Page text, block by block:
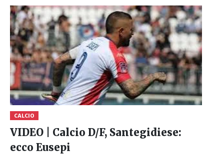
CALCIO
VIDEO | Calcio D/F, Santegidiese:
ecco Eusepi